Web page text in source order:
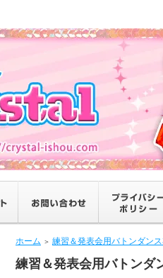
ホーム ＞ 練習＆発表会用バトンダン
練習＆発表会用バトンダ